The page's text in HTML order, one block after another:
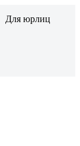
Для юрлиц